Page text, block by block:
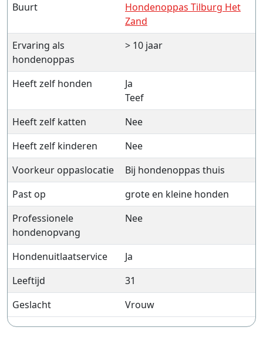
Buurt
Hondenoppas Tilburg Het
Zand
Ervaring als
hondenoppas
> 10 jaar
Heeft zelf honden
Ja
Teef
Heeft zelf katten
Nee
Heeft zelf kinderen
Nee
Voorkeur oppaslocatie
Bij hondenoppas thuis
Past op
grote en kleine honden
Professionele
hondenopvang
Nee
Hondenuitlaatservice
Ja
Leeftijd
31
Geslacht
Vrouw